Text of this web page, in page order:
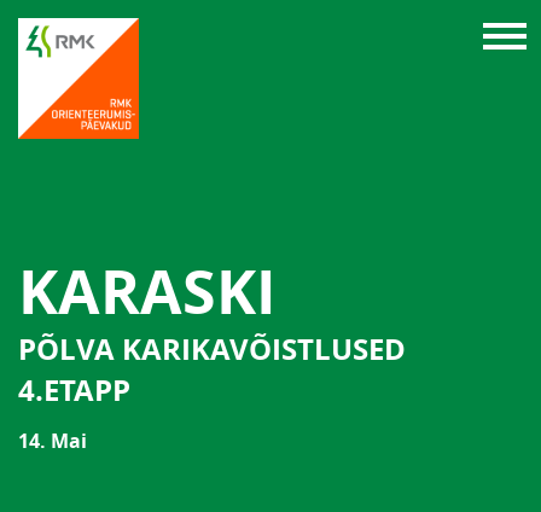
KARASKI
PÕLVA KARIKAVÕISTLUSED
4.ETAPP
14. Mai